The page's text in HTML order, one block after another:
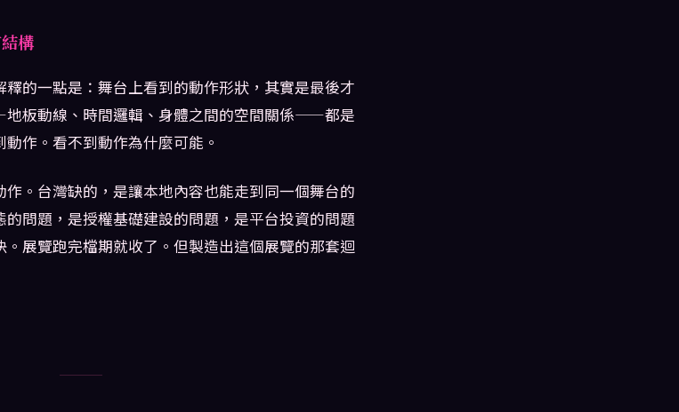
構
的一點是：舞台上看到的動作形狀，其實是最後才
板動線、時間邏輯、身體之間的空間關係——都是
作。看不到動作為什麼可能。
作。台灣缺的，是讓本地內容也能走到同一個舞台的
問題，是授權基礎建設的問題，是平台投資的問題
展覽跑完檔期就收了。但製造出這個展覽的那套迴